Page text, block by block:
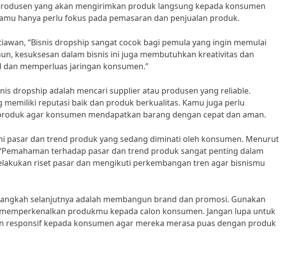
yang akan mengirimkan produk langsung kepada konsumen
hanya perlu fokus pada pemasaran dan penjualan produk.
“Bisnis dropship sangat cocok bagi pemula yang ingin memulai
kesuksesan dalam bisnis ini juga membutuhkan kreativitas dan
memperluas jaringan konsumen.”
dropship adalah mencari supplier atau produsen yang reliable.
reputasi baik dan produk berkualitas. Kamu juga perlu
agar konsumen mendapatkan barang dengan cepat dan aman.
pasar dan trend produk yang sedang diminati oleh konsumen. Menurut
terhadap pasar dan trend produk sangat penting dalam
riset pasar dan mengikuti perkembangan tren agar bisnismu
selanjutnya adalah membangun brand dan promosi. Gunakan
produkmu kepada calon konsumen. Jangan lupa untuk
responsif kepada konsumen agar mereka merasa puas dengan produk